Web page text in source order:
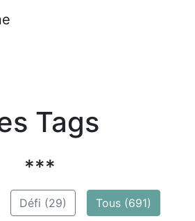
Tags
***
Défi (29) Tous (691)